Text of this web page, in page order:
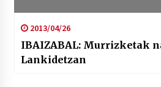
2013/04/26
IBAIZABAL: Murrizketak
Lankidetzan